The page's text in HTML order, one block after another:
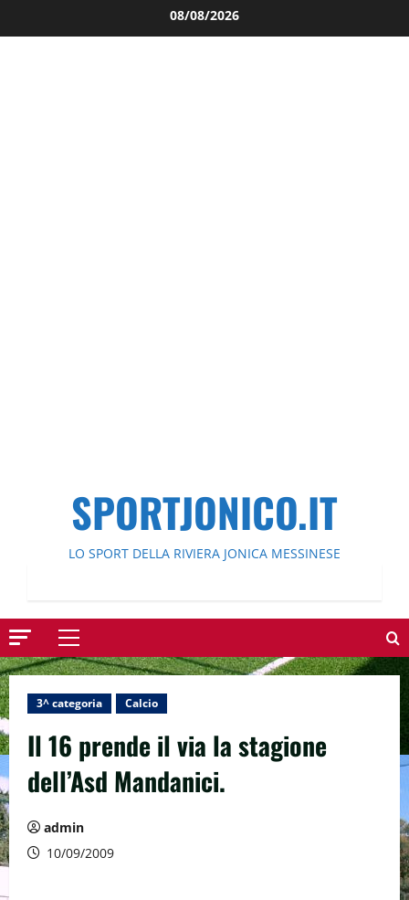
al
08/08/2026
SPORTJONICO.IT
LO SPORT DELLA RIVIERA JONICA MESSINESE
Menu
principale
3^ categoria Calcio
Il 16 prende il via la stagione
dell’Asd Mandanici.
admin
10/09/2009